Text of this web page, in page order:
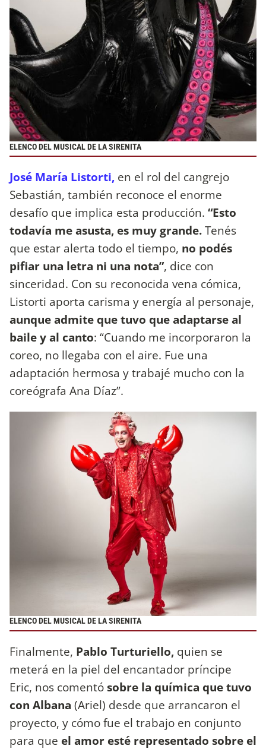
ELENCO DEL MUSICAL DE LA SIRENITA
José María Listorti, en el rol del cangrejo
Sebastián, también reconoce el enorme
desafío que implica esta producción. “Esto
todavía me asusta, es muy grande.Tenés
que estar alerta todo el tiempo, no podés
pifiar una letra ni una nota”, dice con
sinceridad. Con su reconocida vena cómica,
Listorti aporta carisma y energía al personaje,
aunque admite que tuvo que adaptarse al
baile y al canto: “Cuando me incorporaron la
coreo, no llegaba con el aire. Fue una
adaptación hermosa y trabajé mucho con la
coreógrafa Ana Díaz”.
ELENCO DEL MUSICAL DE LA SIRENITA
Finalmente, Pablo Turturiello, quien se
meterá en la piel del encantador príncipe
Eric, nos comentósobre la química que tuvo
con Albana (Ariel) desde que arrancaron el
proyecto, y cómo fue el trabajo en conjunto
para que el amor esté representado sobre el